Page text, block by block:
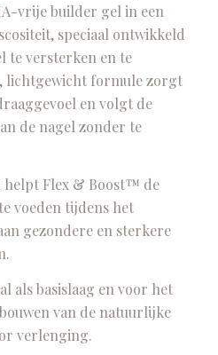
vrije builder gel in een
speciaal ontwikkeld
te versterken en te
lichtgewicht formule zorgt
en volgt de
de nagel zonder te
helpt Flex & Boost™ de
voeden tijdens het
gezondere en sterkere
als basislaag en voor het
van de natuurlijke
verlenging.